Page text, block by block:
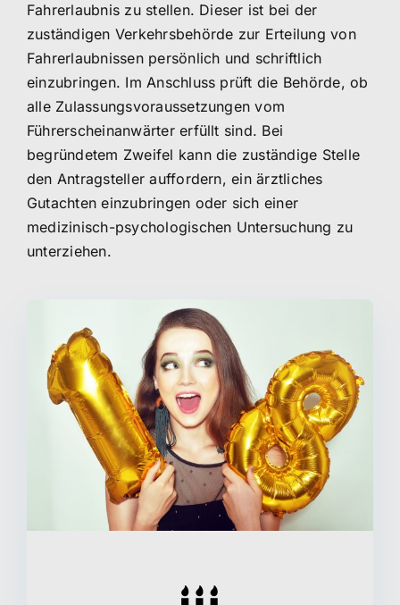
Fahrerlaubnis zu stellen. Dieser ist bei der
zuständigen Verkehrsbehörde zur Erteilung von
Fahrerlaubnissen persönlich und schriftlich
einzubringen. Im Anschluss prüft die Behörde, ob
alle Zulassungsvoraussetzungen vom
Führerscheinanwärter erfüllt sind. Bei
begründetem Zweifel kann die zuständige Stelle
den Antragsteller auffordern, ein ärztliches
Gutachten einzubringen oder sich einer
medizinisch-psychologischen Untersuchung zu
unterziehen.